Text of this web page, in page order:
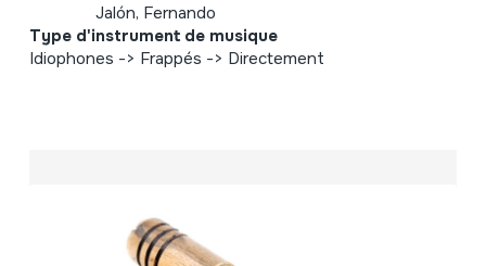
Jalón, Fernando
Type d'instrument de musique
Idiophones -> Frappés -> Directement